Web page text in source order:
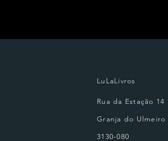
LuLaLivros
Rua da Estação 14
Granja do Ulmeiro
3130-080